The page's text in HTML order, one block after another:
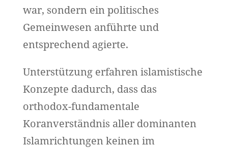
war, sondern ein politisches
Gemeinwesen anführte und
entsprechend agierte.
Unterstützung erfahren islamistische
Konzepte dadurch, dass das
orthodox-fundamentale
Koranverständnis aller dominanten
Islamrichtungen keinen im